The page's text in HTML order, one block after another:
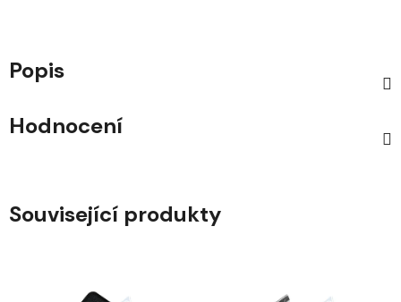
Popis
Hodnocení
Související produkty